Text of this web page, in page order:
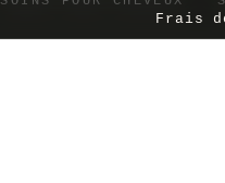
Frais